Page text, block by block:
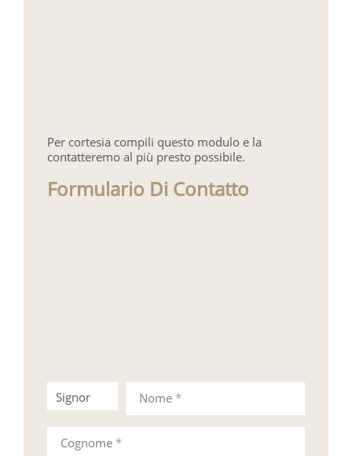
Per cortesia compili questo modulo e la
contatteremo al più presto possibile.
Formulario Di Contatto
Signor Signora
Nome *
Cognome *